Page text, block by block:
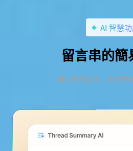
AI 智慧
留言串的簡
一鍵分析訊息串，抓住重